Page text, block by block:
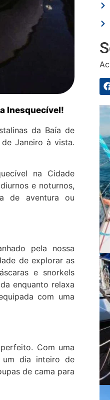
Inesquecível!
da Baía de
Janeiro à vista.
na Cidade
e noturnos,
de aventura ou
pela nossa
de explorar as
e snorkels
enquanto relaxa
com uma
Com uma
um dia inteiro de
de cama para